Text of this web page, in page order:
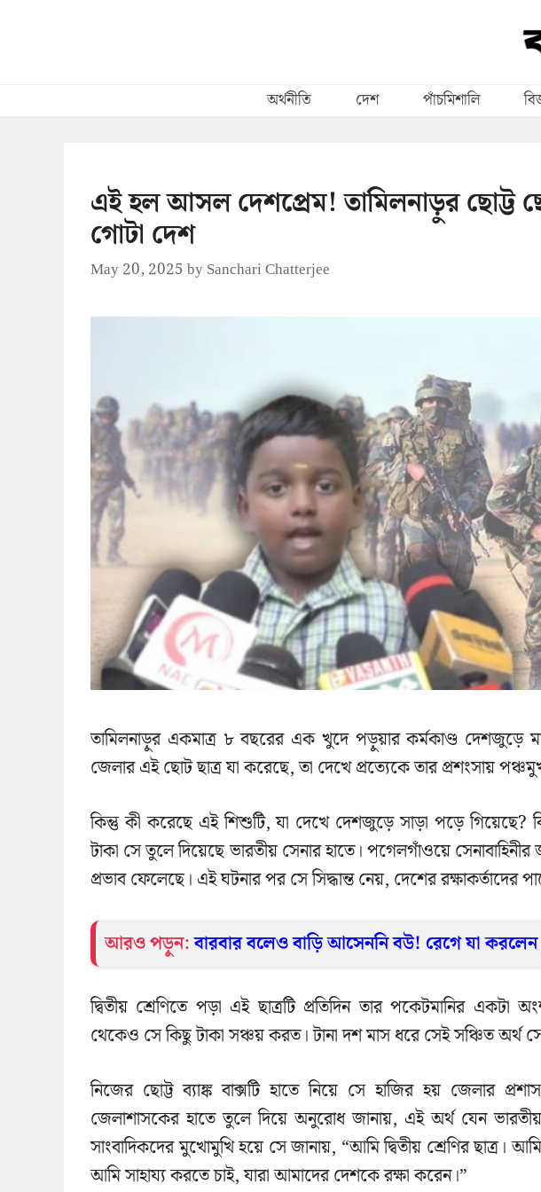
অর্থনীতি দেশ পাঁচমিশালি
এই হল আসল দেশপ্রেম! তামিলনাড়ুর ছোট্ট
গোটা দেশ
May 20, 2025bySanchari Chatterjee
তামিলনাড়ুর একমাত্র ৮ বছরের এক খুদে পড়ুয়ার কর্মকাণ্ড দেশজুড়ে
জেলার এই ছোট ছাত্র যা করেছে, তা দেখে প্রত্যেকে তার প্রশংসায়
কিন্তু কী করেছে এই শিশুটি, যা দেখে দেশজুড়ে সাড়া পড়ে
টাকা সে তুলে দিয়েছে ভারতীয় সেনার হাতে। পগেলগাঁওয়ে
প্রভাব ফেলেছে। এই ঘটনার পর সে সিদ্ধান্ত নেয়, দেশের রক্ষাকর্তাদের
আরও পড়ুন:বারবার বলেও বাড়ি আসেননি বউ! রেগে যা
দ্বিতীয় শ্রেণিতে পড়া এই ছাত্রটি প্রতিদিন তার পকেটমানির একটা
থেকেও সে কিছু টাকা সঞ্চয় করত। টানা দশ মাস ধরে সেই সঞ্চিত অর্থ সে
নিজের ছোট্ট ব্যাঙ্ক বাক্সটি হাতে নিয়ে সে হাজির হয় জেলার
জেলাশাসকের হাতে তুলে দিয়ে অনুরোধ জানায়, এই অর্থ যেন
সাংবাদিকদের মুখোমুখি হয়ে সে জানায়, “আমি দ্বিতীয় শ্রেণির ছাত্র।
আমি সাহায্য করতে চাই, যারা আমাদের দেশকে রক্ষা করেন।”